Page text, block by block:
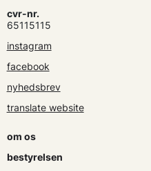
cvr-nr.
65115115
instagram
facebook
nyhedsbrev
translate website
om os
bestyrelsen